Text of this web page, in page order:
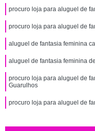
procuro loja para aluguel de
procuro loja para aluguel de
aluguel de fantasia feminina
aluguel de fantasia feminina
procuro loja para aluguel de
Guarulhos
procuro loja para aluguel de